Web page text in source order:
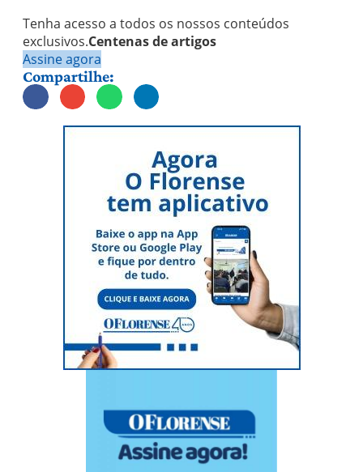
Tenha acesso a todos os nossos conteúdos
exclusivos.Centenas de artigos
Assine agora
Compartilhe: